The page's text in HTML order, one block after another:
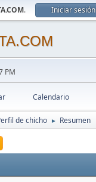
. Iniciar sesión
PM
Calendario
de chicho ► Resumen